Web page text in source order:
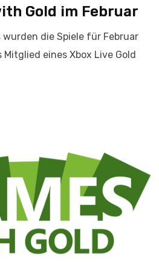
Gold im Februar
die Spiele für Februar
eines Xbox Live Gold